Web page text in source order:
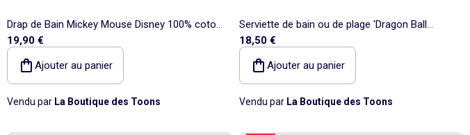
Drap de Bain Mickey Mouse Disney 100% coton
140 x 70 cm
19,90 €
Ajouter au panier
Vendu par La Boutique des Toons
Serviette de bain ou de plage 'Dragon Ball
Super' – 70 x 140 cm
18,50 €
Ajouter au panier
Vendu par La Boutique des Toons